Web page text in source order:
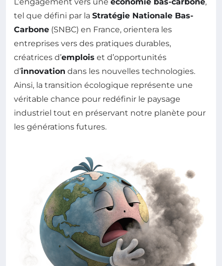
L’engagement vers une économie bas-carbone,
tel que défini par la Stratégie Nationale Bas-
Carbone (SNBC) en France, orientera les
entreprises vers des pratiques durables,
créatrices d’emplois et d’opportunités
d’innovation dans les nouvelles technologies.
Ainsi, la transition écologique représente une
véritable chance pour redéfinir le paysage
industriel tout en préservant notre planète pour
les générations futures.